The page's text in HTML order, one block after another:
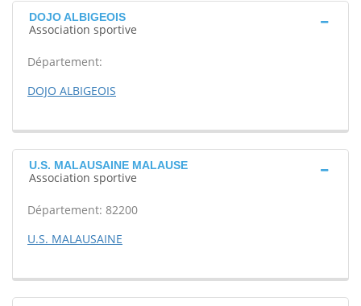
DOJO ALBIGEOIS
Association sportive
Département:
DOJO ALBIGEOIS
U.S. MALAUSAINE MALAUSE
Association sportive
Département: 82200
U.S. MALAUSAINE